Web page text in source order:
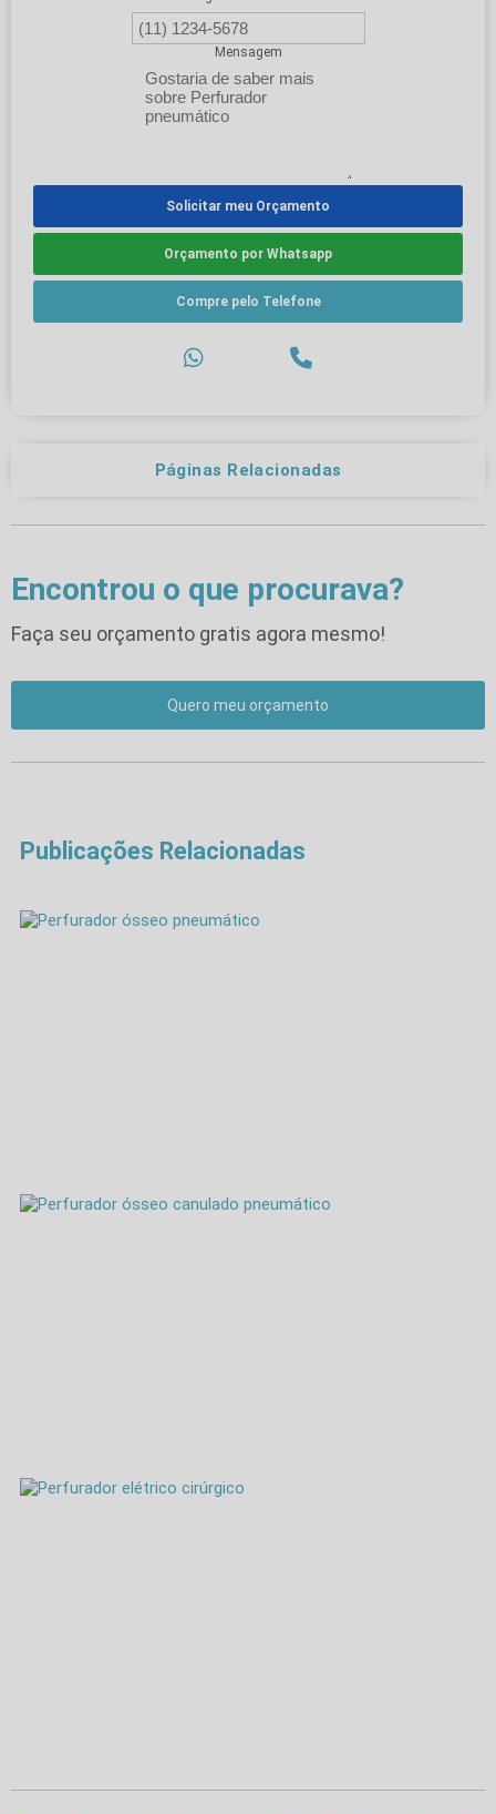
Mensagem
Solicitar meu Orçamento
Orçamento por Whatsapp
Compre pelo Telefone
Páginas Relacionadas
Encontrou o que procurava?
Faça seu orçamento gratis agora mesmo!
Quero meu orçamento
Publicações Relacionadas